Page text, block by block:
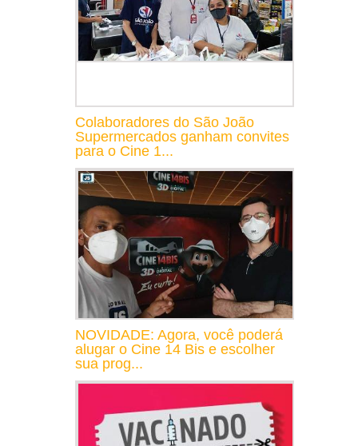
Colaboradores do São João
Supermercados ganham convites
para o Cine 1...
NOVIDADE: Agora, você poderá
alugar o Cine 14 Bis e escolher
sua prog...